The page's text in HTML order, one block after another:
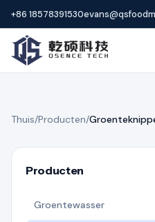
+86 18578391530
Thuis/Producten/
Producten
Groentewasser